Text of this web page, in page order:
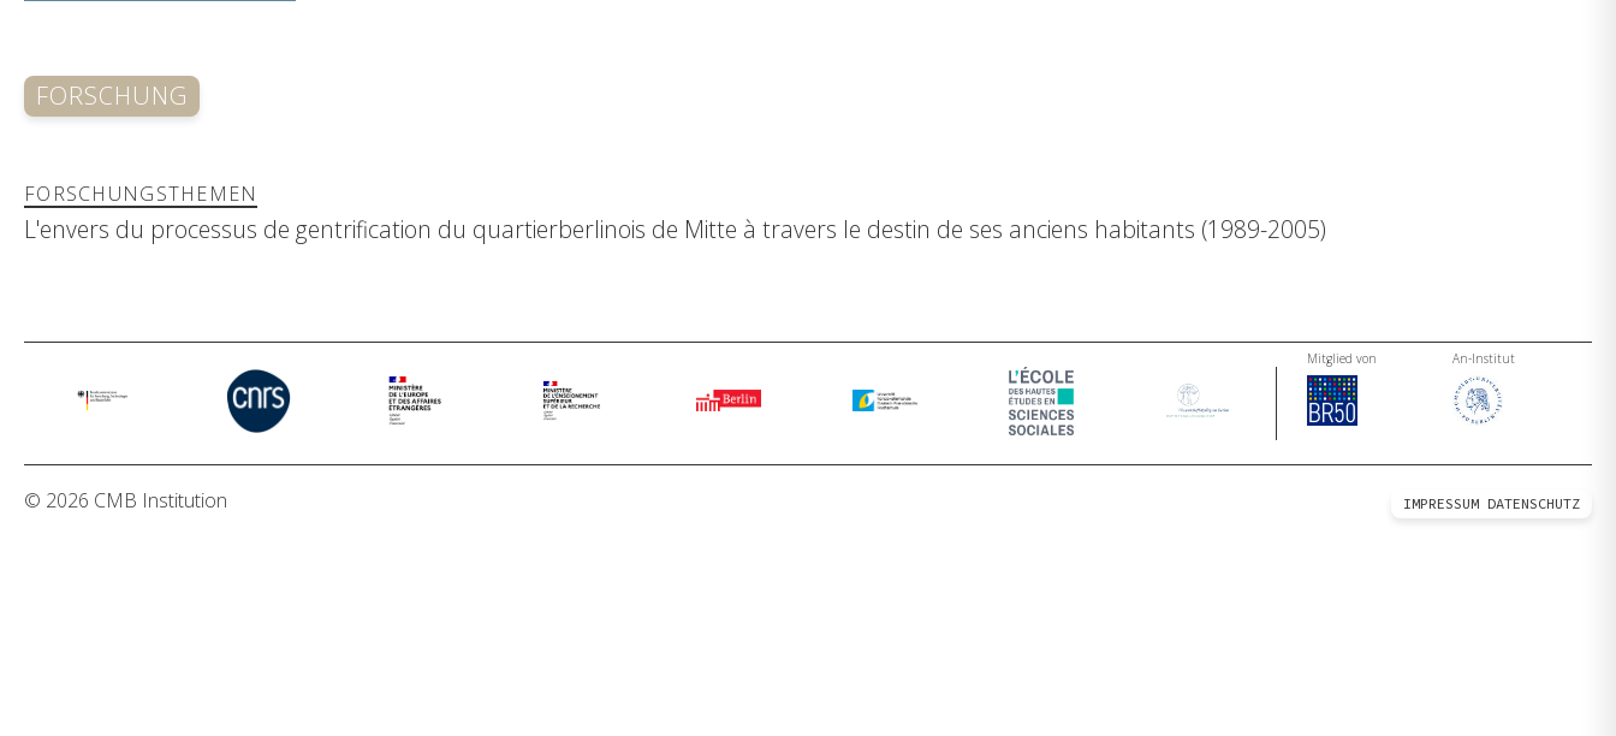
FORSCHUNG
FORSCHUNGSTHEMEN
L'envers du processus de gentrification du quartierberlinois de Mitte à travers le destin de ses anciens habitants (1989-2005)
Mitglied von An-Institut
© 2026 CMB Institution IMPRESSUM DATENSCHUTZ